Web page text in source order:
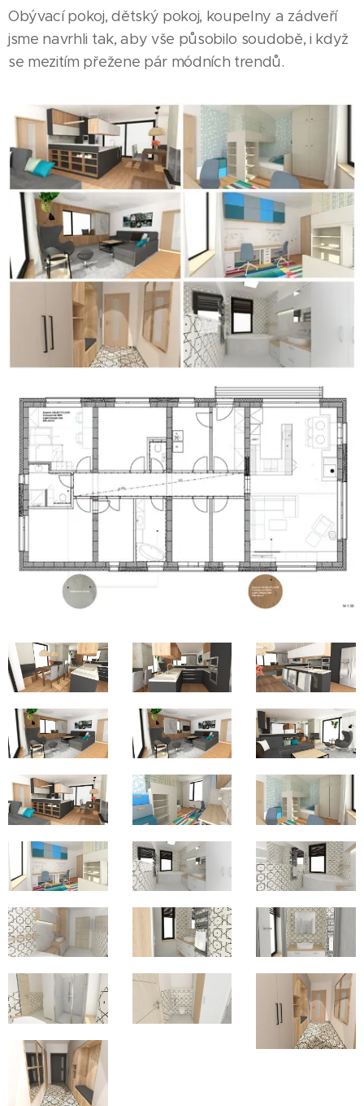
Obývací pokoj, dětský pokoj, koupelny a zádveří
jsme navrhli tak, aby vše působilo soudobě, i když
se mezitím přežene pár módních trendů.